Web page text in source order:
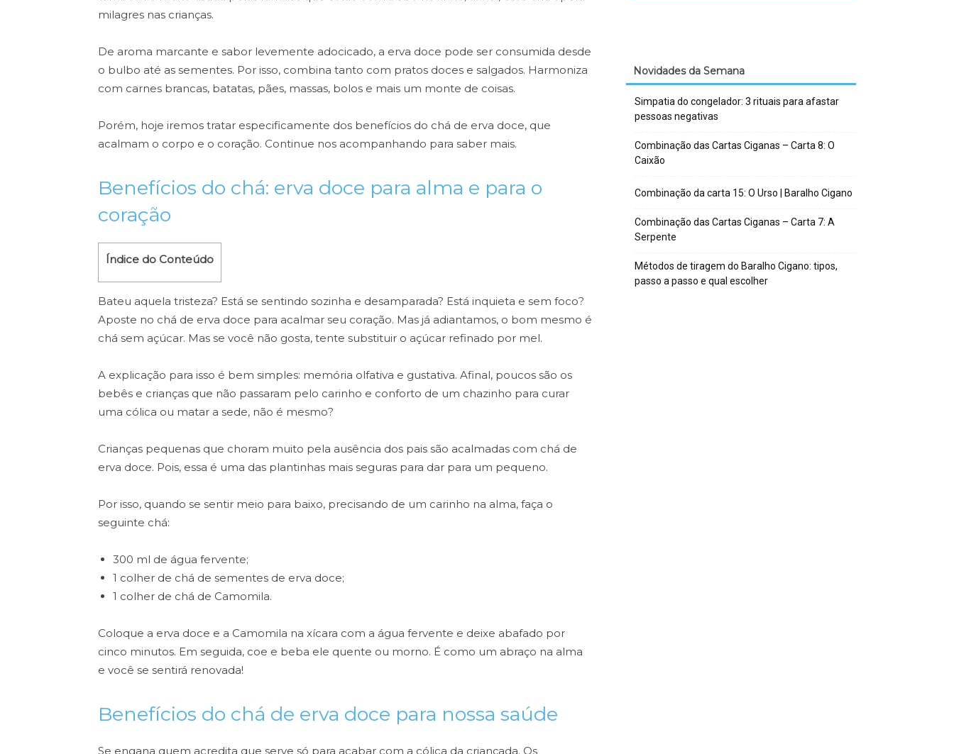
milagres nas crianças.
De aroma marcante e sabor levemente adocicado, a erva doce pode ser consumida desde
o bulbo até as sementes. Por isso, combina tanto com pratos doces e salgados. Harmoniza
com carnes brancas, batatas, pães, massas, bolos e mais um monte de coisas.
Porém, hoje iremos tratar especificamente dos benefícios do chá de erva doce, que
acalmam o corpo e o coração. Continue nos acompanhando para saber mais.
Benefícios do chá: erva doce para alma e para o
coração
Índice do Conteúdo
Bateu aquela tristeza? Está se sentindo sozinha e desamparada? Está inquieta e sem foco?
Aposte no chá de erva doce para acalmar seu coração. Mas já adiantamos, o bom mesmo é
chá sem açúcar. Mas se você não gosta, tente substituir o açúcar refinado por mel.
A explicação para isso é bem simples: memória olfativa e gustativa. Afinal, poucos são os
bebês e crianças que não passaram pelo carinho e conforto de um chazinho para curar
uma cólica ou matar a sede, não é mesmo?
Crianças pequenas que choram muito pela ausência dos pais são acalmadas com chá de
erva doce. Pois, essa é uma das plantinhas mais seguras para dar para um pequeno.
Por isso, quando se sentir meio para baixo, precisando de um carinho na alma, faça o
seguinte chá:
300 ml de água fervente;
1 colher de chá de sementes de erva doce;
1 colher de chá de Camomila.
Coloque a erva doce e a Camomila na xícara com a água fervente e deixe abafado por
cinco minutos. Em seguida, coe e beba ele quente ou morno. É como um abraço na alma
e você se sentirá renovada!
Benefícios do chá de erva doce para nossa saúde
Se engana quem acredita que serve só para acabar com a cólica da criançada. Os
Novidades da Semana
Simpatia do congelador: 3 rituais para afastar
pessoas negativas
Combinação das Cartas Ciganas – Carta 8: O
Caixão
Combinação da carta 15: O Urso | Baralho Cigano
Combinação das Cartas Ciganas – Carta 7: A
Serpente
Métodos de tiragem do Baralho Cigano: tipos,
passo a passo e qual escolher